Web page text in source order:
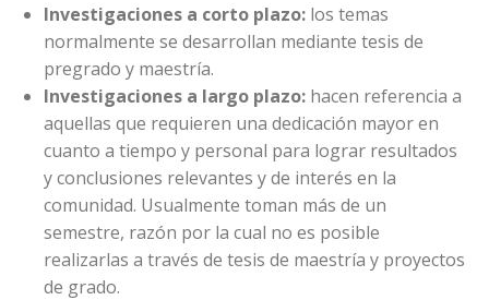
Investigaciones a corto plazo: los temas
normalmente se desarrollan mediante tesis de
pregrado y maestría.
Investigaciones a largo plazo: hacen referencia a
aquellas que requieren una dedicación mayor en
cuanto a tiempo y personal para lograr resultados
y conclusiones relevantes y de interés en la
comunidad. Usualmente toman más de un
semestre, razón por la cual no es posible
realizarlas a través de tesis de maestría y proyectos
de grado.